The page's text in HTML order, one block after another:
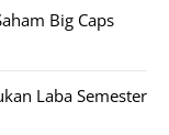
Big Caps
Laba Semester